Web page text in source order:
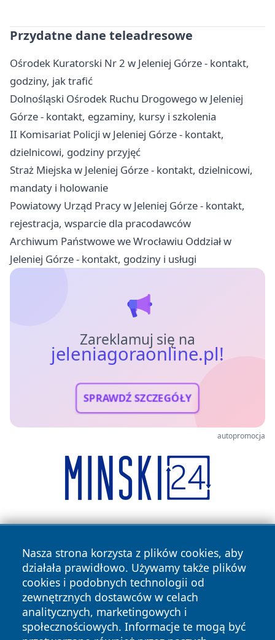
Przydatne dane teleadresowe
Ośrodek Kuratorski Nr 2 w Jeleniej Górze - kontakt,
godziny, jak trafić
Dolnośląski Ośrodek Ruchu Drogowego w Jeleniej
Górze - kontakt, egzaminy, kursy i szkolenia
II Komisariat Policji w Jeleniej Górze - kontakt,
dzielnicowi, godziny przyjęć
Straż Miejska w Jeleniej Górze - kontakt, dzielnicowi,
mandaty i holowanie
Powiatowy Urząd Pracy w Jeleniej Górze - kontakt,
rejestracja, wsparcie dla pracodawców
Archiwum Państwowe we Wrocławiu Oddział w
Jeleniej Górze - kontakt, godziny i usługi
Zareklamuj się na
jeleniagoraonline.pl!
SPRAWDŹ SZCZEGÓŁY
autopromocja
Nasza strona korzysta z plików cookies, aby
działała prawidłowo. Używamy także plików
cookies i podobnych technologii od
zewnętrznych dostawców w celach
analitycznych, marketingowych i
społecznościowych. Informacje te mogą być
Copyright © 2026 jeleniagoraonline.pl Wszystkie prawa
zastrzeżone.